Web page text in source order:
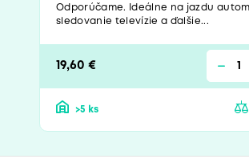
Odporúčame. Ideálne na jazdu
sledovanie televízie a ďalšie...
19,60 €
>5 ks